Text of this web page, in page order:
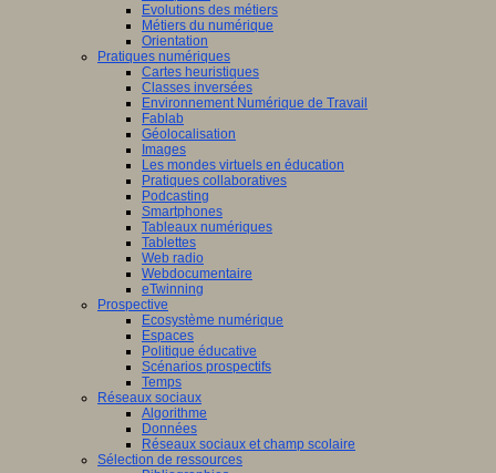
Evolutions des métiers
Métiers du numérique
Orientation
Pratiques numériques
Cartes heuristiques
Classes inversées
Environnement Numérique de Travail
Fablab
Géolocalisation
Images
Les mondes virtuels en éducation
Pratiques collaboratives
Podcasting
Smartphones
Tableaux numériques
Tablettes
Web radio
Webdocumentaire
eTwinning
Prospective
Ecosystème numérique
Espaces
Politique éducative
Scénarios prospectifs
Temps
Réseaux sociaux
Algorithme
Données
Réseaux sociaux et champ scolaire
Sélection de ressources